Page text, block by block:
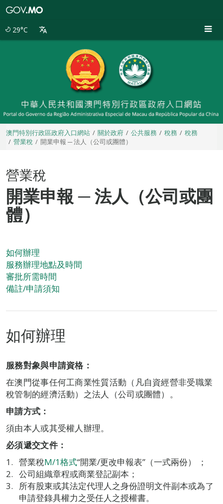
29°C
澳門特別行政區政府入口網站 關於政府 公共服務 稅務
稅務
營業稅
開業申報 ─ 法人（公司或團體）
營業稅
開業申報 ─ 法人（公司或團
體）
如何辦理
服務辦理地點及時間
審批所需時間
備註/申請須知
如何辦理
服務對象與申請資格：
在澳門從事任何工商業性質活動（凡自資經營非受職業
稅管制的經濟活動）之法人（公司或團體）。
申請方式：
須由本人或其受權人辦理。
必須遞交文件：
營業稅M/1格式“開業/更改申報表”（一式兩份） ；
公司組織章程或商業登記副本；
所有股東或其法定代理人之身份證明文件副本或為了
申請登錄具權力之受任人之授權書。